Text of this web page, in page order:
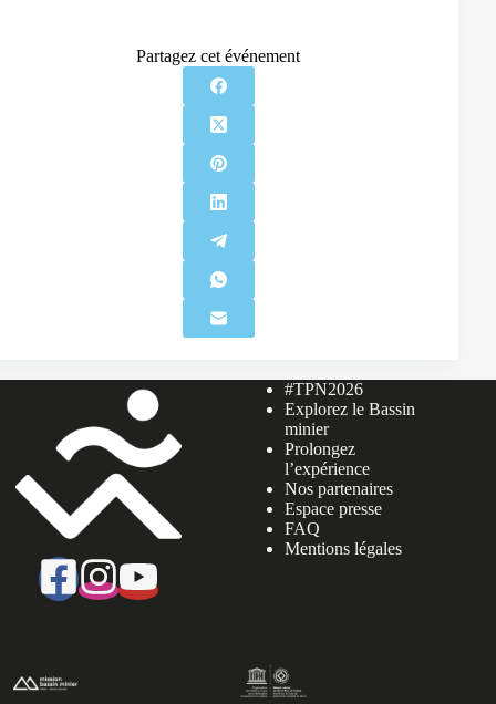
Partagez cet événement
#TPN2026
Explorez le Bassin
minier
Prolongez
l’expérience
Nos partenaires
Espace presse
FAQ
Mentions légales